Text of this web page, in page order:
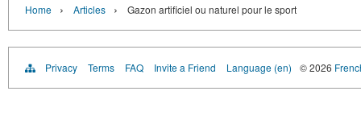
Home › Articles › Gazon artificiel ou naturel pour le sport
Privacy Terms FAQ Invite a Friend Language (en) © 2026